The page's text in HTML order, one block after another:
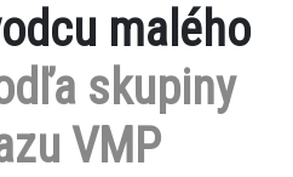
malého
skupiny
VMP